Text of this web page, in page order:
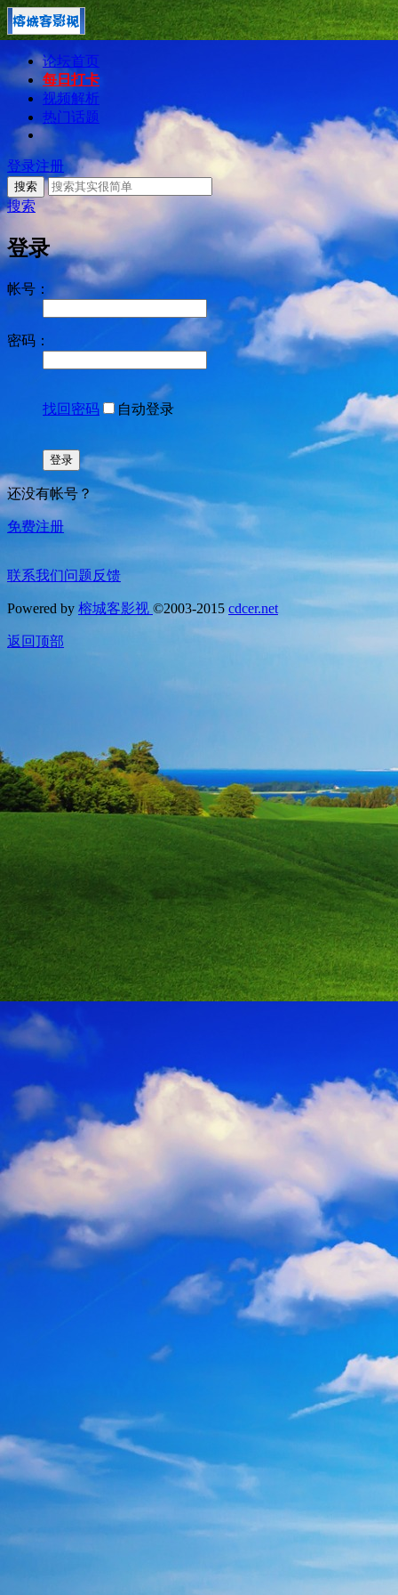
论坛首页
每日打卡
视频解析
热门话题
登录注册
搜索
搜索
登录
帐号：
密码：
找回密码 自动登录
登录
还没有帐号？
免费注册
联系我们问题反馈
Powered by 榕城客影视 ©2003-2015 cdcer.net
返回顶部